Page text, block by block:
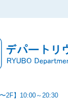
〜2F】10:00～20:30